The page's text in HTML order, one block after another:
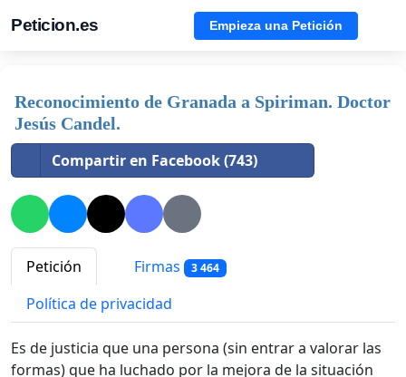
Peticion.es Empieza una Petición
Reconocimiento de Granada a Spiriman. Doctor
Jesús Candel.
Compartir en Facebook (743)
Petición Firmas 3 464
Política de privacidad
Es de justicia que una persona (sin entrar a valorar las
formas) que ha luchado por la mejora de la situación